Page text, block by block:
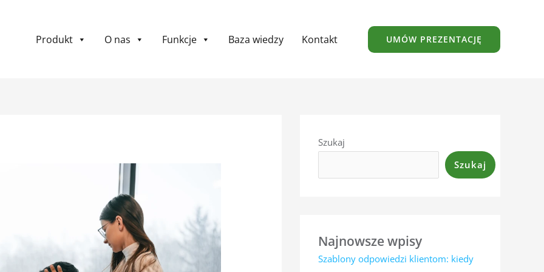
Produkt O nas Funkcje Baza wiedzy Kontakt UMÓW PREZENTACJĘ
Szukaj
Szukaj
Najnowsze wpisy
Szablony odpowiedzi klientom: kiedy